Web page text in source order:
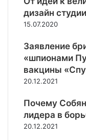
о
о
«
р
о
б
и
к
е
П
о
р
о
е
Ч
а
с
в
Я
р
е
г
о
п
д
д
е
т
т
о
ж
н
с
т
ь
а
и
Д
о
н
с
о
а
з
а
дизайн студии
15.07.2020
Заявление
«шпионами
вакцины
20.12.2021
Почему
лидера в
20.12.2021